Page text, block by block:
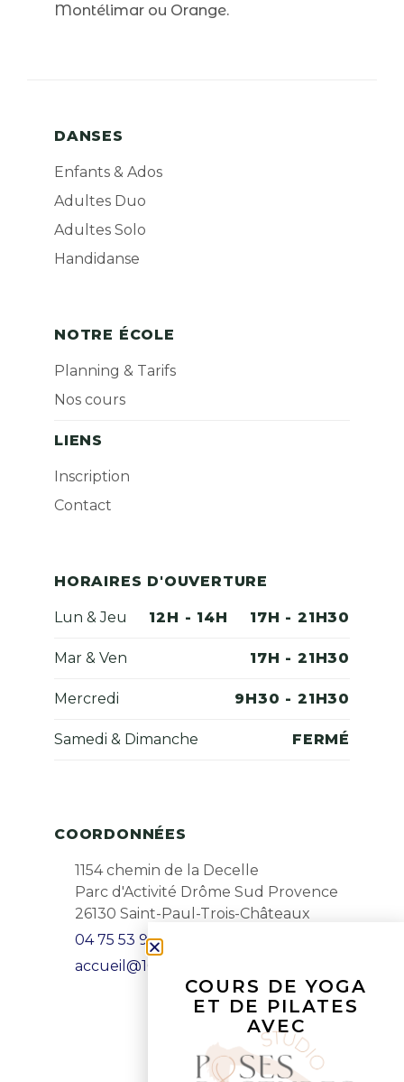
Montélimar ou Orange.
DANSES
Enfants & Ados
Adultes Duo
Adultes Solo
Handidanse
NOTRE ÉCOLE
Planning & Tarifs
Nos cours
LIENS
Inscription
Contact
HORAIRES D'OUVERTURE
Lun & Jeu 12H - 14H 17H - 21H30
Mar & Ven 17H - 21H30
Mercredi 9H30 - 21H30
Samedi & Dimanche FERMÉ
COORDONNÉES
1154 chemin de la Decelle
Parc d'Activité Drôme Sud Provence
26130 Saint-Paul-Trois-Châteaux
04 75 53 99 25
accueil@1001danses.fr
COURS DE YOGA
ET DE PILATES
AVEC